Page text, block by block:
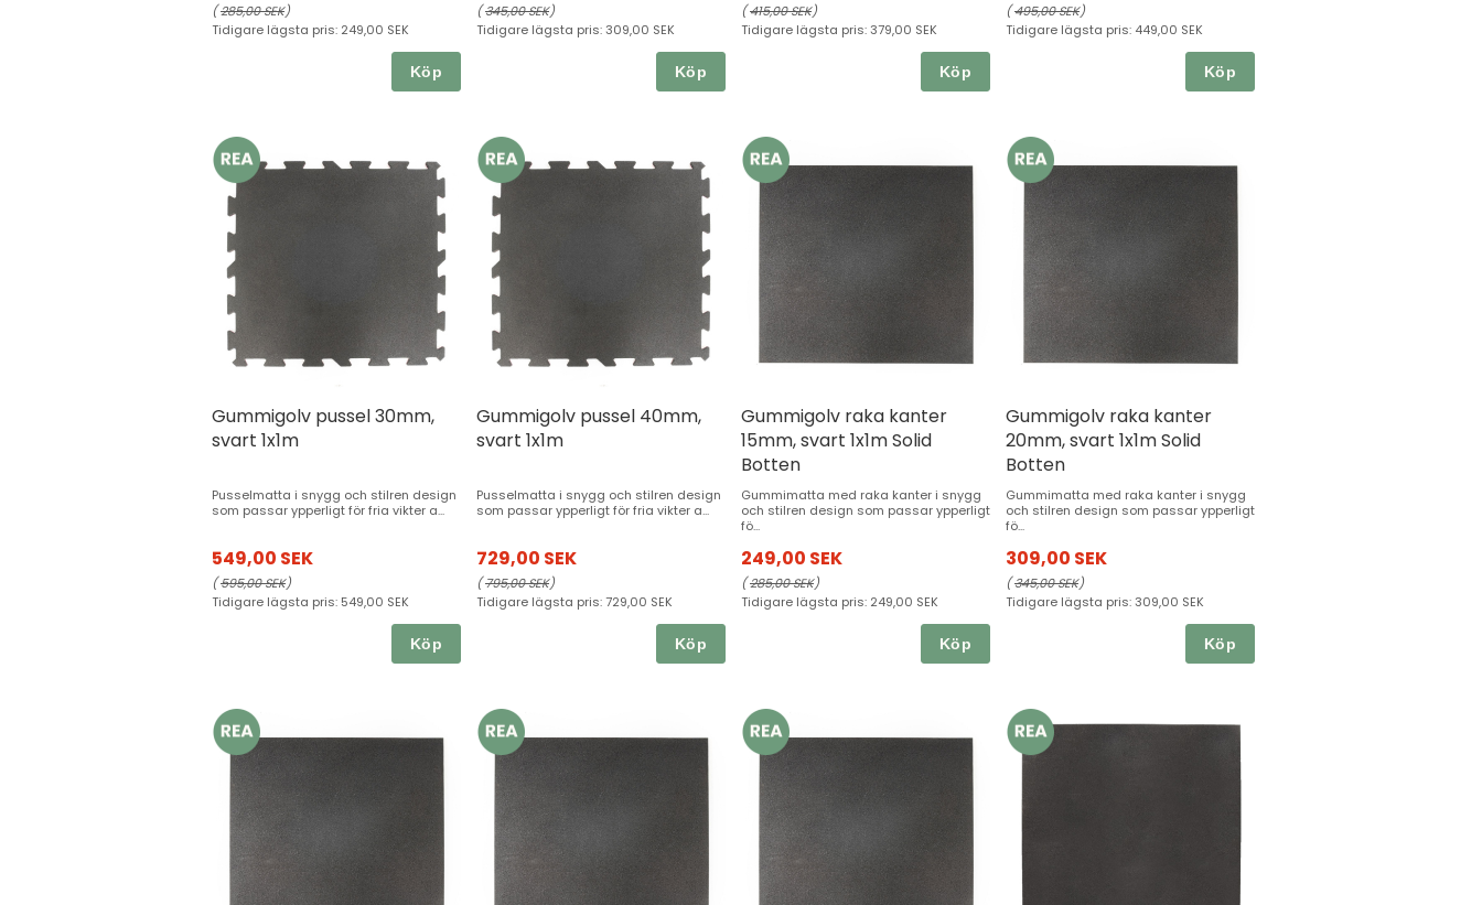
(285,00 SEK)
Tidigare lägsta pris: 249,00 SEK
Köp
(345,00 SEK)
Tidigare lägsta pris:309,00 SEK
Köp
(415,00 SEK)
Tidigare lägsta pris:379,00 SEK
Köp
(495,00 SEK)
Tidigare lägsta pris: 449,00 SEK
Köp
Gummigolv pussel 30mm,
svart 1x1m
Pusselmatta i snygg och stilren design
som passar ypperligt för fria vikter a...
549,00 SEK
(595,00 SEK)
Tidigare lägsta pris: 549,00 SEK
Köp
Gummigolv pussel 40mm,
svart 1x1m
Pusselmatta i snygg och stilren design
som passar ypperligt för fria vikter a...
729,00 SEK
(795,00 SEK)
Tidigare lägsta pris:729,00 SEK
Köp
Gummigolv raka kanter
15mm, svart 1x1m Solid
Botten
Gummimatta med raka kanter i snygg
och stilren design som passar ypperligt
fö...
249,00 SEK
(285,00 SEK)
Tidigare lägsta pris: 249,00 SEK
Köp
Gummigolv raka kanter
20mm, svart 1x1m Solid
Botten
Gummimatta med raka kanter i snygg
och stilren design som passar ypperligt
fö...
309,00 SEK
(345,00 SEK)
Tidigare lägsta pris:309,00 SEK
Köp